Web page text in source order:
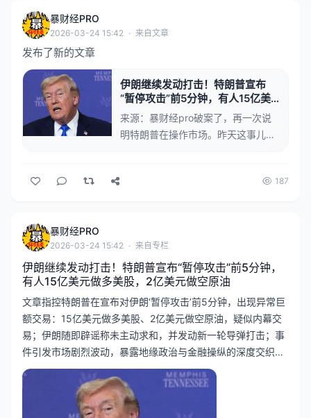
暴财经PRO
2026-03-24 15:42 · 来自文章
发布了新的文章
伊朗继续发动打击！特朗普宣布
“暂停攻击”前5分钟，有人15亿美
元做多美股，2亿美元做空原油
来源：暴财经pro破案了，再一次说
明特朗普在操作市场。昨天这事儿闹
药桶马上就要炸了，结果特朗普突然
好，打算先停火五天。他的理由非常
“特朗普”：...
187
暴财经PRO
2026-03-24 15:42 · 来自专栏
伊朗继续发动打击！特朗普宣布“暂停攻击”前5分钟，
有人15亿美元做多美股，2亿美元做空原油
文章指控特朗普在宣布对伊朗‘暂停攻击’前5分钟，出现异常巨
额交易：15亿美元做多美股、2亿美元做空原油，疑似内幕交
易；伊朗随即辟谣称未主动求和，并发动新一轮导弹打击；事
件引发市场剧烈波动，暴露地缘政治与金融操纵的深度交织，
被指为‘割韭菜式’预期管理。